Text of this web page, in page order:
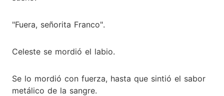
"Fuera, señorita Franco".
Celeste se mordió el labio.
Se lo mordió con fuerza, hasta que sintió el sabor
metálico de la sangre.